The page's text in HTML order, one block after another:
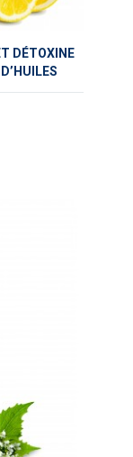
DÉTOXINE